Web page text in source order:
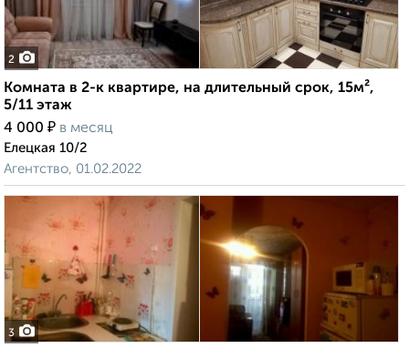
2
Комната в 2-к квартире, на длительный срок, 15м²,
5/11 этаж
4 000 ₽ в месяц
Елецкая 10/2
Агентство, 01.02.2022
3